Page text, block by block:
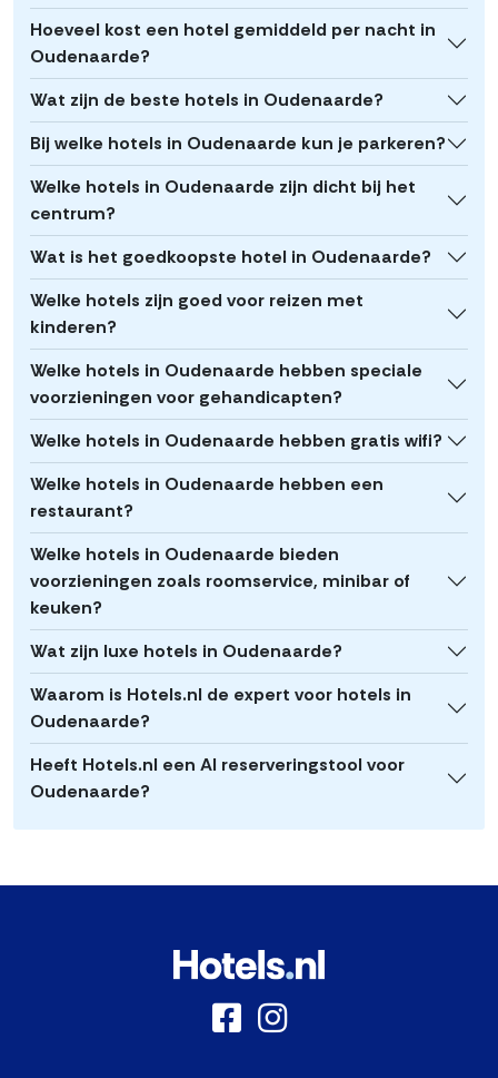
Hoeveel kost een hotel gemiddeld per nacht in
Oudenaarde?
Wat zijn de beste hotels in Oudenaarde?
Bij welke hotels in Oudenaarde kun je parkeren?
Welke hotels in Oudenaarde zijn dicht bij het
centrum?
Wat is het goedkoopste hotel in Oudenaarde?
Welke hotels zijn goed voor reizen met
kinderen?
Welke hotels in Oudenaarde hebben speciale
voorzieningen voor gehandicapten?
Welke hotels in Oudenaarde hebben gratis wifi?
Welke hotels in Oudenaarde hebben een
restaurant?
Welke hotels in Oudenaarde bieden
voorzieningen zoals roomservice, minibar of
keuken?
Wat zijn luxe hotels in Oudenaarde?
Waarom is Hotels.nl de expert voor hotels in
Oudenaarde?
Heeft Hotels.nl een AI reserveringstool voor
Oudenaarde?